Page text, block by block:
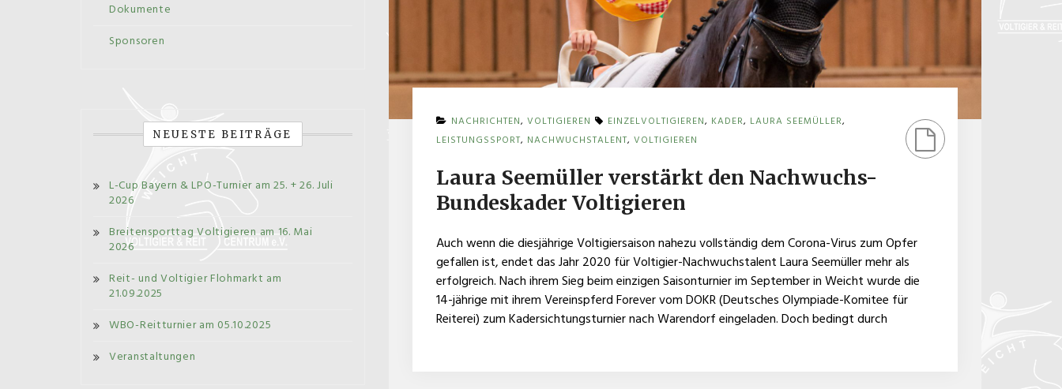
NACHRICHTEN, VOLTIGIEREN EINZELVOLTIGIEREN, KADER, LAURA SEEMÜLLER,
LEISTUNGSSPORT, NACHWUCHSTALENT, VOLTIGIEREN
Laura Seemüller verstärkt den Nachwuchs-
Bundeskader Voltigieren
Auch wenn die diesjährige Voltigiersaison nahezu vollständig dem Corona-Virus zum Opfer
gefallen ist, endet das Jahr 2020 für Voltigier-Nachwuchstalent Laura Seemüller mehr als
erfolgreich. Nach ihrem Sieg beim einzigen Saisonturnier im September in Weicht wurde die
14-jährige mit ihrem Vereinspferd Forever vom DOKR (Deutsches Olympiade-Komitee für
Reiterei) zum Kadersichtungsturnier nach Warendorf eingeladen. Doch bedingt durch
Dokumente
Sponsoren
NEUESTE BEITRÄGE
L-Cup Bayern & LPO-Turnier am 25. + 26. Juli
2026
Breitensporttag Voltigieren am 16. Mai
2026
Reit- und Voltigier Flohmarkt am
21.09.2025
WBO-Reitturnier am 05.10.2025
Veranstaltungen